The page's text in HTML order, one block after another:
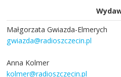
Małgorzata Gwiazda-Elmerych
gwiazda@radioszczecin.pl
Anna Kolmer
kolmer@radioszczecin.pl